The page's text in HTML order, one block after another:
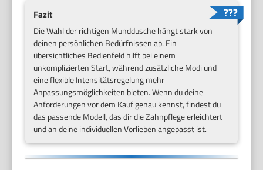
Fazit
Die Wahl der richtigen Munddusche hängt stark von
deinen persönlichen Bedürfnissen ab. Ein
übersichtliches Bedienfeld hilft bei einem
unkomplizierten Start, während zusätzliche Modi und
eine flexible Intensitätsregelung mehr
Anpassungsmöglichkeiten bieten. Wenn du deine
Anforderungen vor dem Kauf genau kennst, findest du
das passende Modell, das dir die Zahnpflege erleichtert
und an deine individuellen Vorlieben angepasst ist.